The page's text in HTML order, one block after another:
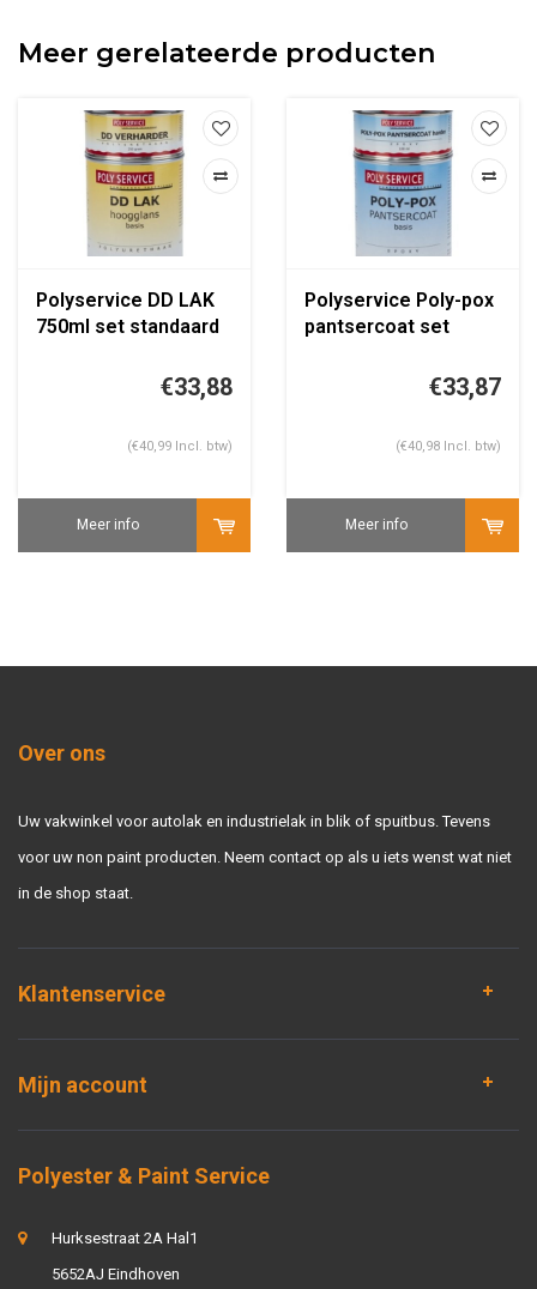
Meer gerelateerde producten
Polyservice DD LAK
750ml set standaard
€33,88
(€40,99 Incl. btw)
Meer info
Polyservice Poly-pox
pantsercoat set
€33,87
(€40,98 Incl. btw)
Meer info
Over ons
Uw vakwinkel voor autolak en industrielak in blik of spuitbus. Tevens
voor uw non paint producten. Neem contact op als u iets wenst wat niet
in de shop staat.
Klantenservice
Mijn account
Polyester & Paint Service
Hurksestraat 2A Hal1
5652AJ Eindhoven